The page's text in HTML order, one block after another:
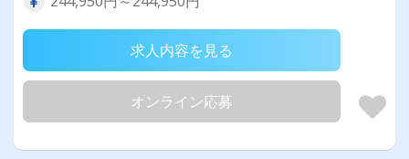
求人内容を見る
オンライン応募